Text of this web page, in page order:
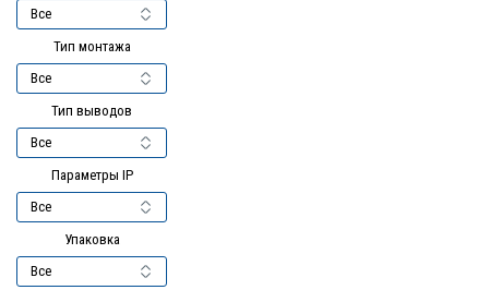
Тип монтажа
Тип выводов
Параметры IP
Упаковка